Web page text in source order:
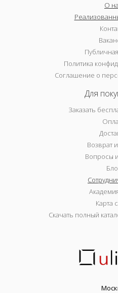
О
Политика
Соглашение о
Для
Заказать
Возврат
Вопросы
Карта
Скачать полный